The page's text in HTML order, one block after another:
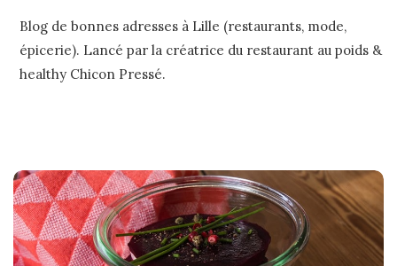
Blog de bonnes adresses à Lille (restaurants, mode,
épicerie). Lancé par la créatrice du restaurant au poids &
healthy Chicon Pressé.